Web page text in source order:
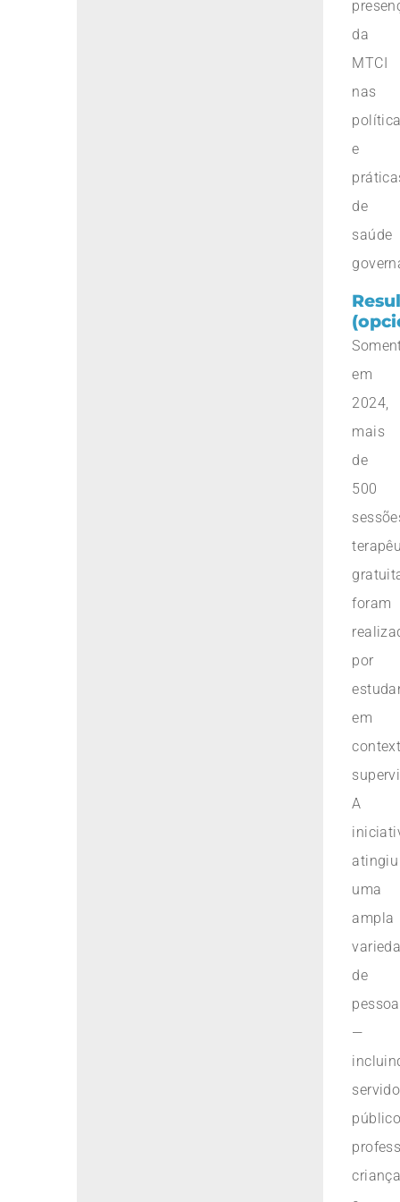
da
MTCI
nas
e
de
saúde
em
2024,
mais
de
500
foram
por
em
A
atingiu
uma
ampla
de
—